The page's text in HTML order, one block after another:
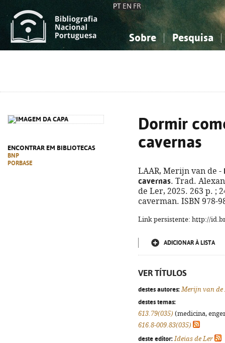
PT EN FR
Sobre Pesquisa
ENCONTRAR EM BIBLIOTECAS
BNP
PORBASE
Dormir
cavernas
LAAR, Merijn van de -
cavernas. Trad.
de Ler, 2025. 263 p. ;
caverman. ISBN 978-
Link persistente: http://
ADICIONAR À LISTA
VER TÍTULOS
destes autores: Merijn van de
destes temas:
613.79(035) (medicina,
616.8-009.83(035)
deste editor: Ideias de Ler